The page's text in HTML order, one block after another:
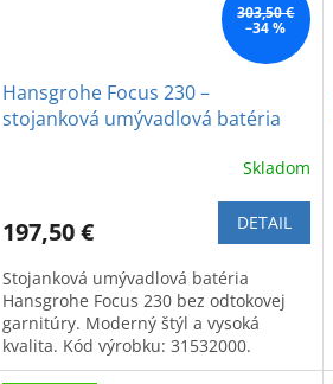
303,50 €
–34 %
Hansgrohe Focus 230 –
stojanková umývadlová batéria
Skladom
197,50 € DETAIL
Stojanková umývadlová batéria
Hansgrohe Focus 230 bez odtokovej
garnitúry. Moderný štýl a vysoká
kvalita. Kód výrobku: 31532000.